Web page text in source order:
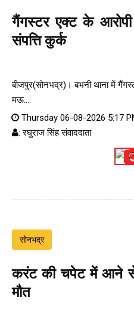
गैंगस्टर एक्ट के
संपत्ति कुर्क
बीजपुर(सोनभद्र)। बभनी थाना में
मऊ....
Thursday 06-08-2026 5:17
: रघुराज सिंह संवाददाता
सोनभद्र
करंट की चपेट में आने से
मौत